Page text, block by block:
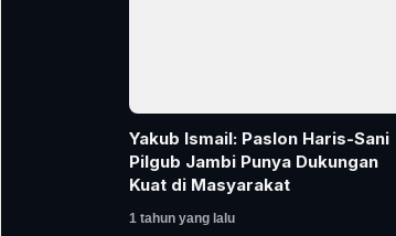
Yakub Ismail: Paslon Haris-Sani
Pilgub Jambi Punya Dukungan
Kuat di Masyarakat
1 tahun yang lalu